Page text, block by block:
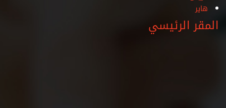
هاير
المقر الرئيسي